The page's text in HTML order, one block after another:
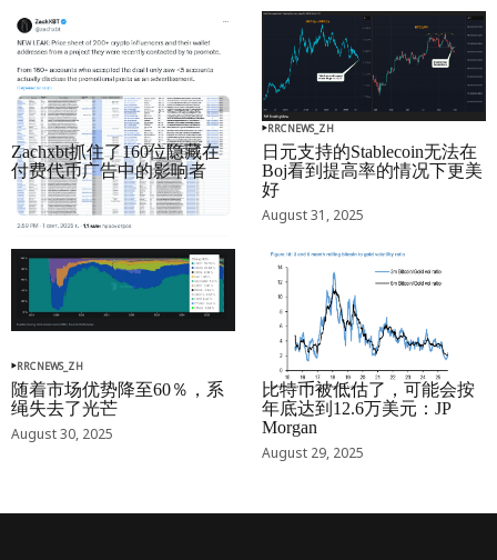
RRCNEWS_ZH
Zachxbt抓住了160位隐藏在
付费代币广告中的影响者
September 01, 2025
RRCNEWS_ZH
日元支持的Stablecoin无法在
Boj看到提高率的情况下更美
好
August 31, 2025
RRCNEWS_ZH
随着市场优势降至60％，系
绳失去了光芒
August 30, 2025
RRCNEWS_ZH
比特币被低估了，可能会按
年底达到12.6万美元：JP
Morgan
August 29, 2025